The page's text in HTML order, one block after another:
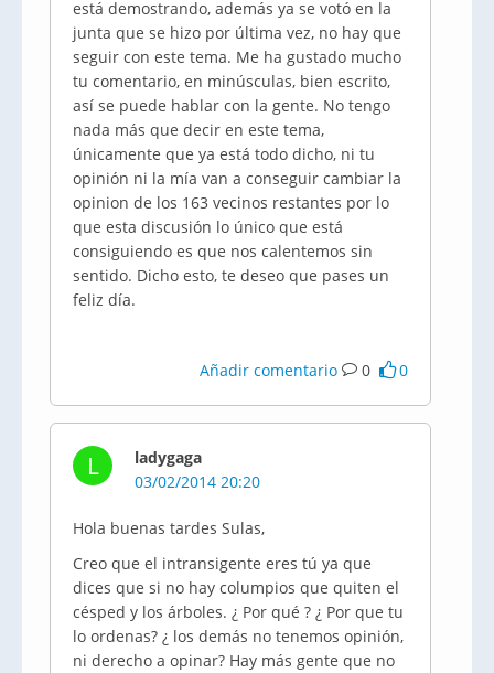
está demostrando, además ya se votó en la
junta que se hizo por última vez, no hay que
seguir con este tema. Me ha gustado mucho
tu comentario, en minúsculas, bien escrito,
así se puede hablar con la gente. No tengo
nada más que decir en este tema,
únicamente que ya está todo dicho, ni tu
opinión ni la mía van a conseguir cambiar la
opinion de los 163 vecinos restantes por lo
que esta discusión lo único que está
consiguiendo es que nos calentemos sin
sentido. Dicho esto, te deseo que pases un
feliz día.
Añadir comentario 0 0
L
ladygaga
03/02/2014 20:20
Hola buenas tardes Sulas,
Creo que el intransigente eres tú ya que
dices que si no hay columpios que quiten el
césped y los árboles. ¿ Por qué ? ¿ Por que tu
lo ordenas? ¿ los demás no tenemos opinión,
ni derecho a opinar? Hay más gente que no